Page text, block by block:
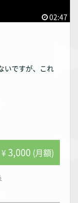
02:47
いですが、これ
¥3,000 (月額)